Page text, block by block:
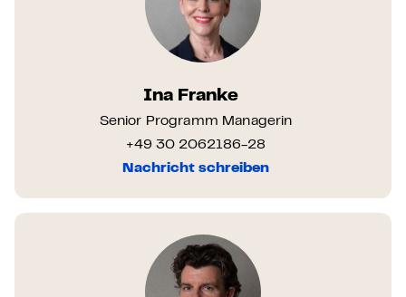
Ina Franke
Senior Programm Managerin
+49 30 2062186-28
Nachricht schreiben